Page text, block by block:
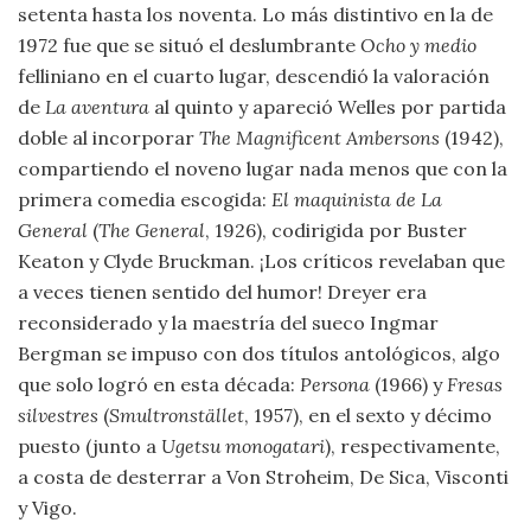
setenta hasta los noventa. Lo más distintivo en la de
1972 fue que se situó el deslumbrante Ocho y medio
felliniano en el cuarto lugar, descendió la valoración
de La aventura al quinto y apareció Welles por partida
doble al incorporar The Magnificent Ambersons (1942),
compartiendo el noveno lugar nada menos que con la
primera comedia escogida: El maquinista de La
General (The General, 1926), codirigida por Buster
Keaton y Clyde Bruckman. ¡Los críticos revelaban que
a veces tienen sentido del humor! Dreyer era
reconsiderado y la maestría del sueco Ingmar
Bergman se impuso con dos títulos antológicos, algo
que solo logró en esta década: Persona (1966) y Fresas
silvestres (Smultronstället, 1957), en el sexto y décimo
puesto (junto a Ugetsu monogatari), respectivamente,
a costa de desterrar a Von Stroheim, De Sica, Visconti
y Vigo.